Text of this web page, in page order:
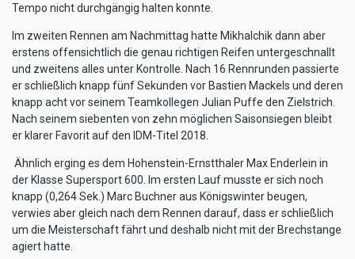
Tempo nicht durchgängig halten konnte.
Im zweiten Rennen am Nachmittag hatte Mikhalchik dann aber
erstens offensichtlich die genau richtigen Reifen untergeschnallt
und zweitens alles unter Kontrolle. Nach 16 Rennrunden passierte
er schließlich knapp fünf Sekunden vor Bastien Mackels und deren
knapp acht vor seinem Teamkollegen Julian Puffe den Zielstrich.
Nach seinem siebenten von zehn möglichen Saisonsiegen bleibt
er klarer Favorit auf den IDM-Titel 2018.
Ähnlich erging es dem Hohenstein-Ernstthaler Max Enderlein in
der Klasse Supersport 600. Im ersten Lauf musste er sich noch
knapp (0,264 Sek.) Marc Buchner aus Königswinter beugen,
verwies aber gleich nach dem Rennen darauf, dass er schließlich
um die Meisterschaft fährt und deshalb nicht mit der Brechstange
agiert hatte.